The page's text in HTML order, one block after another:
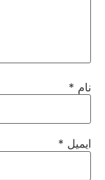
نام *
ایمیل *